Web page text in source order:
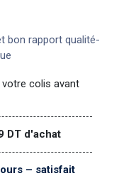
bon rapport qualité-
votre colis avant
DT d'achat
– satisfait